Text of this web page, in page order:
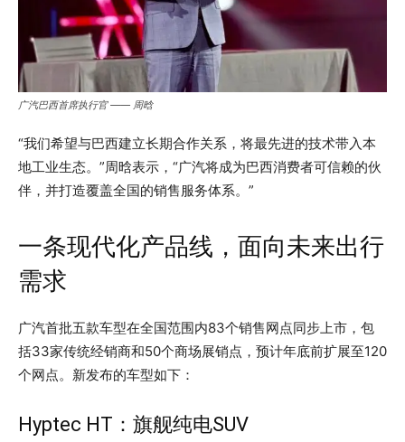
广汽巴西首席执行官 —— 周晗
“我们希望与巴西建立长期合作关系，将最先进的技术带入本
地工业生态。”周晗表示，“广汽将成为巴西消费者可信赖的伙
伴，并打造覆盖全国的销售服务体系。”
一条现代化产品线，面向未来出行
需求
广汽首批五款车型在全国范围内83个销售网点同步上市，包
括33家传统经销商和50个商场展销点，预计年底前扩展至120
个网点。新发布的车型如下：
Hyptec HT：旗舰纯电SUV